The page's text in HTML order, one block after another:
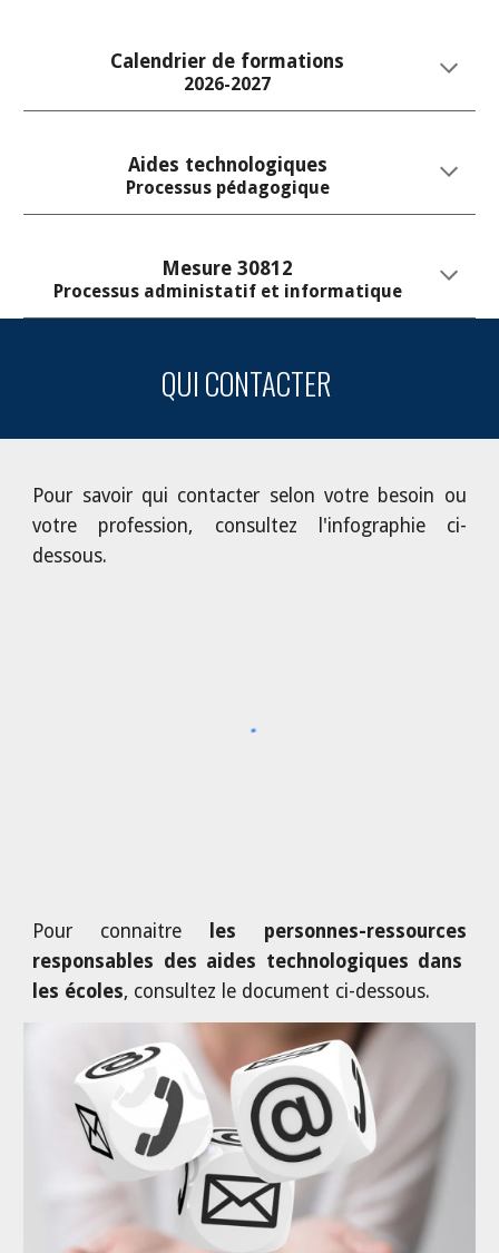
Calendrier de formations
2026-2027
Aides technologiques
Processus pédagogique
Mesure 30812
Processus administatif et informatique
QUI CONTACTER
Pour savoir qui contacter selon votre besoin ou
votre profession, consultez l'infographie ci-
dessous.
Pour connaitre es personnes-ressources
responsables des aides technologiques dans
les écoles, consultez le document ci-dessous.